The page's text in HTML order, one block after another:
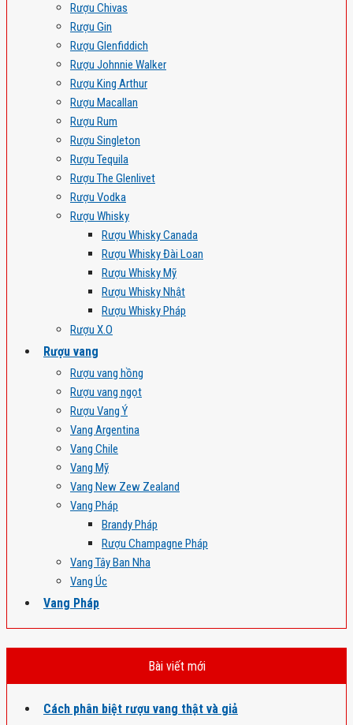
Rượu Chivas
Rượu Gin
Rượu Glenfiddich
Rượu Johnnie Walker
Rượu King Arthur
Rượu Macallan
Rượu Rum
Rượu Singleton
Rượu Tequila
Rượu The Glenlivet
Rượu Vodka
Rượu Whisky
Rượu Whisky Canada
Rượu Whisky Đài Loan
Rượu Whisky Mỹ
Rượu Whisky Nhật
Rượu Whisky Pháp
Rượu X.O
Rượu vang
Rượu vang hồng
Rượu vang ngọt
Rượu Vang Ý
Vang Argentina
Vang Chile
Vang Mỹ
Vang New Zew Zealand
Vang Pháp
Brandy Pháp
Rượu Champagne Pháp
Vang Tây Ban Nha
Vang Úc
Vang Pháp
Bài viết mới
Cách phân biệt rượu vang thật và giả